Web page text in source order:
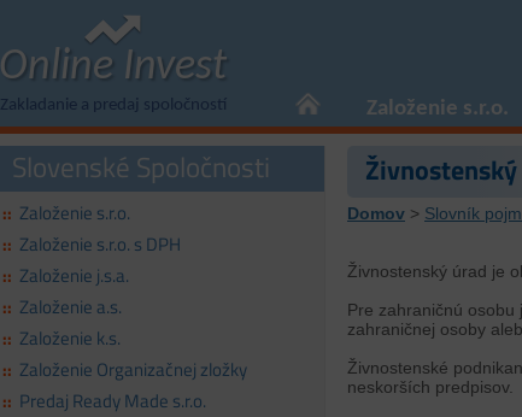
Online Invest
Zakladanie a predaj spoločností Založenie s.r.o.
Slovenské Spoločnosti
:: Založenie s.r.o.
:: Založenie s.r.o. s DPH
:: Založenie j.s.a.
:: Založenie a.s.
:: Založenie k.s.
:: Založenie Organizačnej zložky
:: Predaj Ready Made s.r.o.
Domov > Slovník
Živnostenský úrad je
Pre zahraničnú
zahraničnej osoby
Živnostenské
neskorších predpisov.